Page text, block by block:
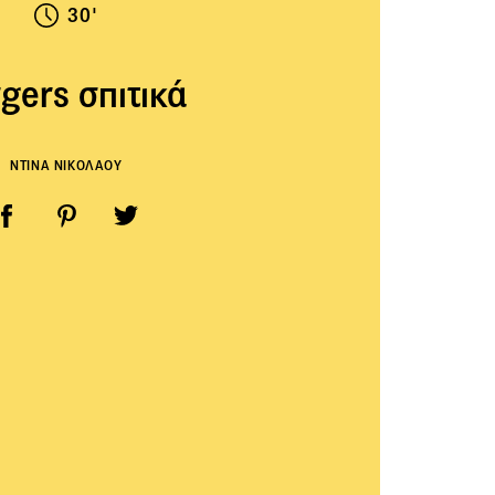
30'
σπιτικά
ΝΤΙΝΑ ΝΙΚΟΛΑΟΥ